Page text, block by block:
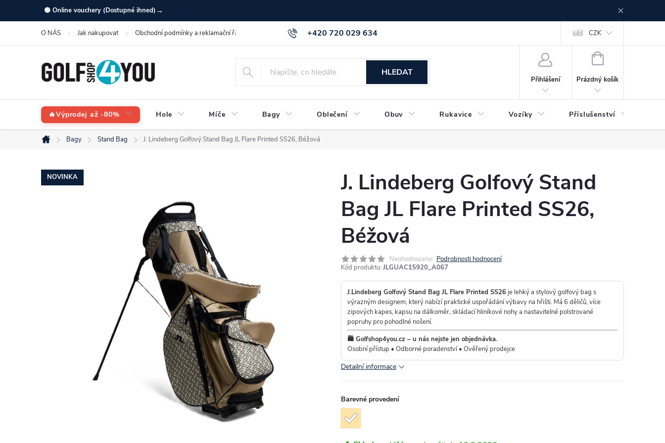
na
🟢 Online vouchery (Dostupné ihned) →
+420 720 029 634
O NÁS Jak nakupovat Obchodní podmínky a reklamační řád GDPR info a směrnice Kontakt CZK
HLEDAT
Přihlášení
NÁKUPNÍ
Prázdný košík
🔥Výprodej až -80% Hole Míče Bagy Oblečení Obuv Rukavice Vozíky Příslušenství
Domů
Bagy Stand Bag J. Lindeberg Golfový Stand Bag JL Flare Printed SS26, Béžová
NOVINKA
J. Lindeberg Golfový Stand
Bag JL Flare Printed SS26,
Béžová
Neohodnoceno Podrobnosti hodnocení
Kód produktu: JLGUAC15920_A067
J.Lindeberg Golfový Stand Bag JL Flare Printed SS26je lehký a stylový golfový bag s
výrazným designem, který nabízí praktické uspořádání výbavy na hřišti. Má 6 děličů, více
zipových kapes, kapsu na dálkoměr, skládací hliníkové nohy a nastavitelné polstrované
popruhy pro pohodlné nošení.
🛍️ Golfshop4you.cz – u nás nejste jen objednávka.
Osobní přístup • Odborné poradenství • Ověřený prodejce
Detailní informace
Barevné provedení